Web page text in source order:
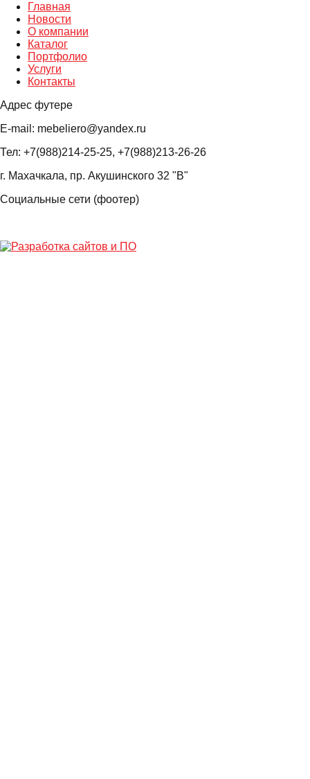
Главная
Новости
О компании
Каталог
Портфолио
Услуги
Контакты
Адрес футере
E-mail: mebeliero@yandex.ru
Тел: +7(988)214-25-25, +7(988)213-26-26
г. Махачкала, пр. Акушинского 32 "В"
Социальные сети (фоотер)